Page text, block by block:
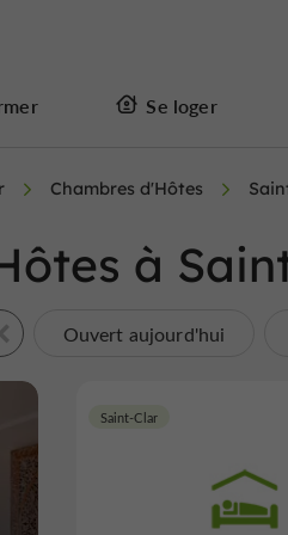
Se loger
Chambres d'Hôtes
à
Ouvert aujourd'hui
Saint-Clar